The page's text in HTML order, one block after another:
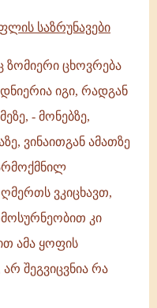
საზრუნავები
ზომიერი ცხოვრება
იგი, რადგან
- მონებზე,
ვინაითგან ამათზე
ვკიცხავთ,
კი
ამა ყოფის
შეგვიცვნია რა